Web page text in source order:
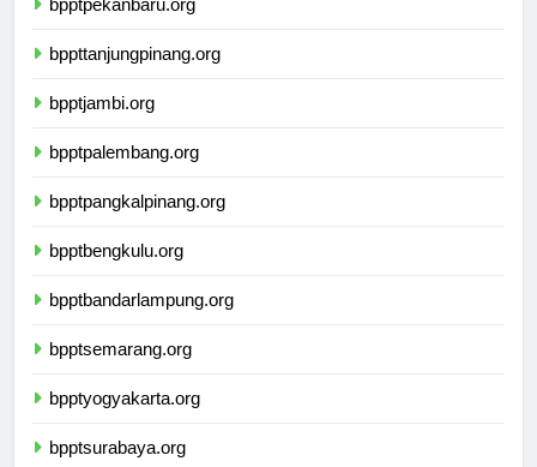
bpptpekanbaru.org
bppttanjungpinang.org
bpptjambi.org
bpptpalembang.org
bpptpangkalpinang.org
bpptbengkulu.org
bpptbandarlampung.org
bpptsemarang.org
bpptyogyakarta.org
bpptsurabaya.org